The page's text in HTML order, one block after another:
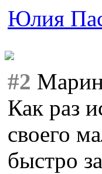
Юлия
#2
Как раз
своего
быстро